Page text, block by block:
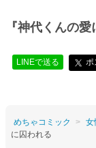
『神代くんの
LINEで送る ポ
めちゃコミック 女
に囚われる